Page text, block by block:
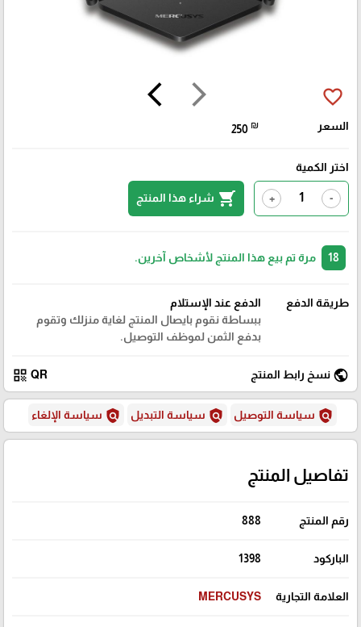
arrow_forward_ios
arrow_back_ios favorite_border
السعر 250 ₪
اختر الكمية
-
+
shopping_cart شراء هذا المنتج
مرة تم بيع هذا المنتج لأشخاص آخرين.
طريقة الدفع
الدفع عند الإستلام
ببساطة نقوم بايصال المنتج لغاية منزلك وتقوم
بدفع الثمن لموظف التوصيل.
public نسخ رابط المنتج QR
qr_code
policy سياسة التوصيل policy سياسة التبديل policy سياسة الإلغاء
تفاصيل المنتج
رقم المنتج 888
الباركود 1398
العلامة التجارية MERCUSYS